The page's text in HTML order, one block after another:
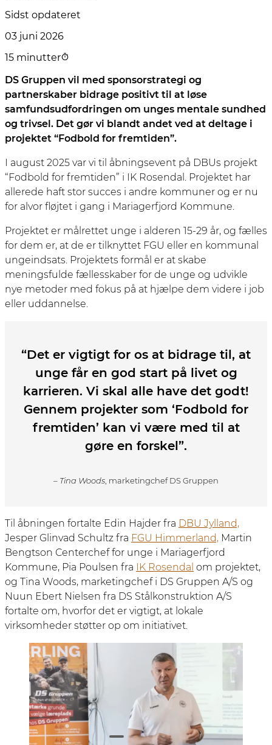
Sidst opdateret
03 juni 2026
15 minutter
DS Gruppen vil med sponsorstrategi og
partnerskaber bidrage positivt til at løse
samfundsudfordringen om unges mentale sundhed
og trivsel. Det gør vi blandt andet ved at deltage i
projektet “Fodbold for fremtiden”.
I august 2025 var vi til åbningsevent på DBUs projekt
“Fodbold for fremtiden” i IK Rosendal. Projektet har
allerede haft stor succes i andre kommuner og er nu
for alvor fløjtet i gang i Mariagerfjord Kommune.
Projektet er målrettet unge i alderen 15-29 år, og fælles
for dem er, at de er tilknyttet FGU eller en kommunal
ungeindsats. Projektets formål er at skabe
meningsfulde fællesskaber for de unge og udvikle
nye metoder med fokus på at hjælpe dem videre i job
eller uddannelse.
“Det er vigtigt for os at bidrage til, at
unge får en god start på livet og
karrieren. Vi skal alle have det godt!
Gennem projekter som ‘Fodbold for
fremtiden’ kan vi være med til at
gøre en forskel”.
– Tina Woods , marketingchef DS Gruppen
Til åbningen fortalte Edin Hajder fra DBU Jylland,
Jesper Glinvad Schultz fra FGU Himmerland, Martin
Bengtson Centerchef for unge i Mariagerfjord
Kommune, Pia Poulsen fra IK Rosendal om projektet,
og Tina Woods, marketingchef i DS Gruppen A/S og
Nuun Ebert Nielsen fra DS Stålkonstruktion A/S
fortalte om, hvorfor det er vigtigt, at lokale
virksomheder støtter op om initiativet.